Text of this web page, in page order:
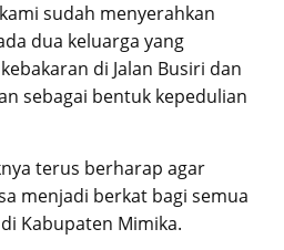
sudah menyerahkan
dua keluarga yang
di Jalan Busiri dan
sebagai bentuk kepedulian
terus berharap agar
menjadi berkat bagi semua
Kabupaten Mimika.